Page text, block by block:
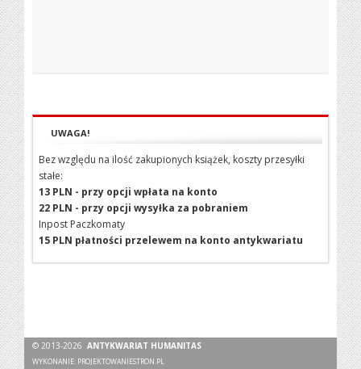
UWAGA!
Bez względu na ilość zakupionych książek, koszty przesyłki
stałe:
13 PLN - przy opcji wpłata na konto
22 PLN - przy opcji wysyłka za pobraniem
Inpost Paczkomaty
15 PLN płatności przelewem na konto antykwariatu
© 2013-2026ANTYKWARIAT HUMANITAS
WYKONANIE: PROJEKTOWANIESTRON.PL